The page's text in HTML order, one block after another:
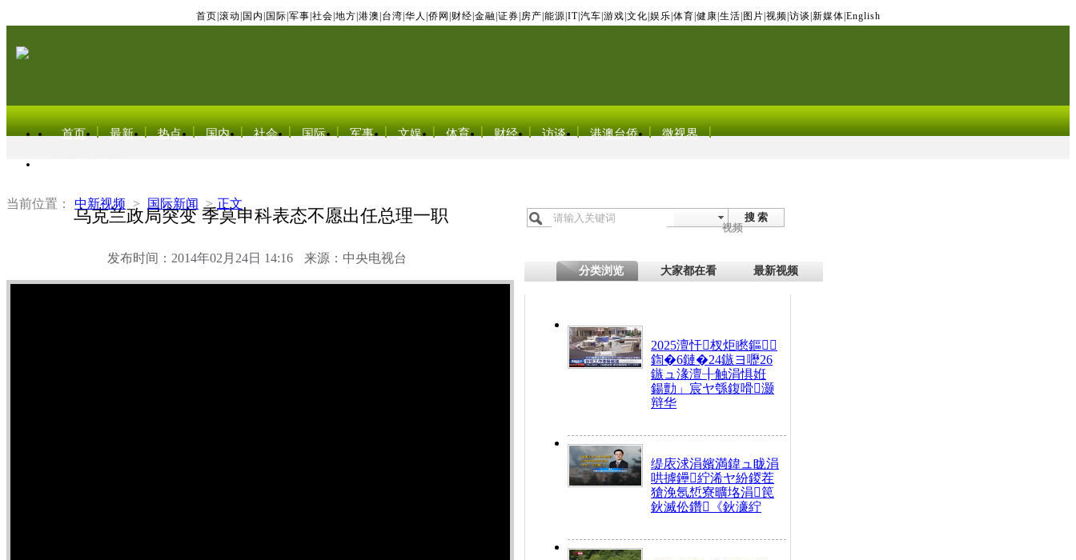
首页 滚动 国内 国际 军事 社会 地方 港澳 台湾 华人 侨网 财经 金融 证券 房产 能源 IT| 汽车 游戏 文化 娱乐 体育 健康 生活 图片 视频 访谈 新媒体 English
首页 最新 热点 国内 社会 国际 军事 文娱 体育 财经 访谈 港澳台侨 微视界
当前位置： 中新视频 > 国际新闻 > 正文
乌克兰政局突变 季莫申科表态不愿出任总理一职
发布时间：2014年02月24日 14:16 来源：中央电视台
搜 索
视频
分类浏览 大家都在看 最新视频
2025澶忓杈炬矁鏂
鍧�6鏈�24鏃ヨ嚦26
鏃ュ湪澶╂触涓惧姙
鍚勯」宸ヤ綔鍑嗗灏
辩华
缇庡浗涓嬪満鍏ュ眬涓
哄摢鑸紵浠ヤ紛鍐茬
獊浼氬惁寮曠垎涓笢
鈥滅伀鑽《鈥濓紵